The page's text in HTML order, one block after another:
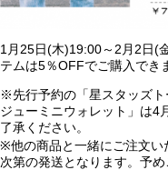
1月25日(木)19:00～2月2日(
テムは5％OFFでご購入で
※先行予約の「星スタッズ
ジューミニウォレット」は4
了承ください。
※他の商品と一緒にご注文い
次第の発送となります。予め